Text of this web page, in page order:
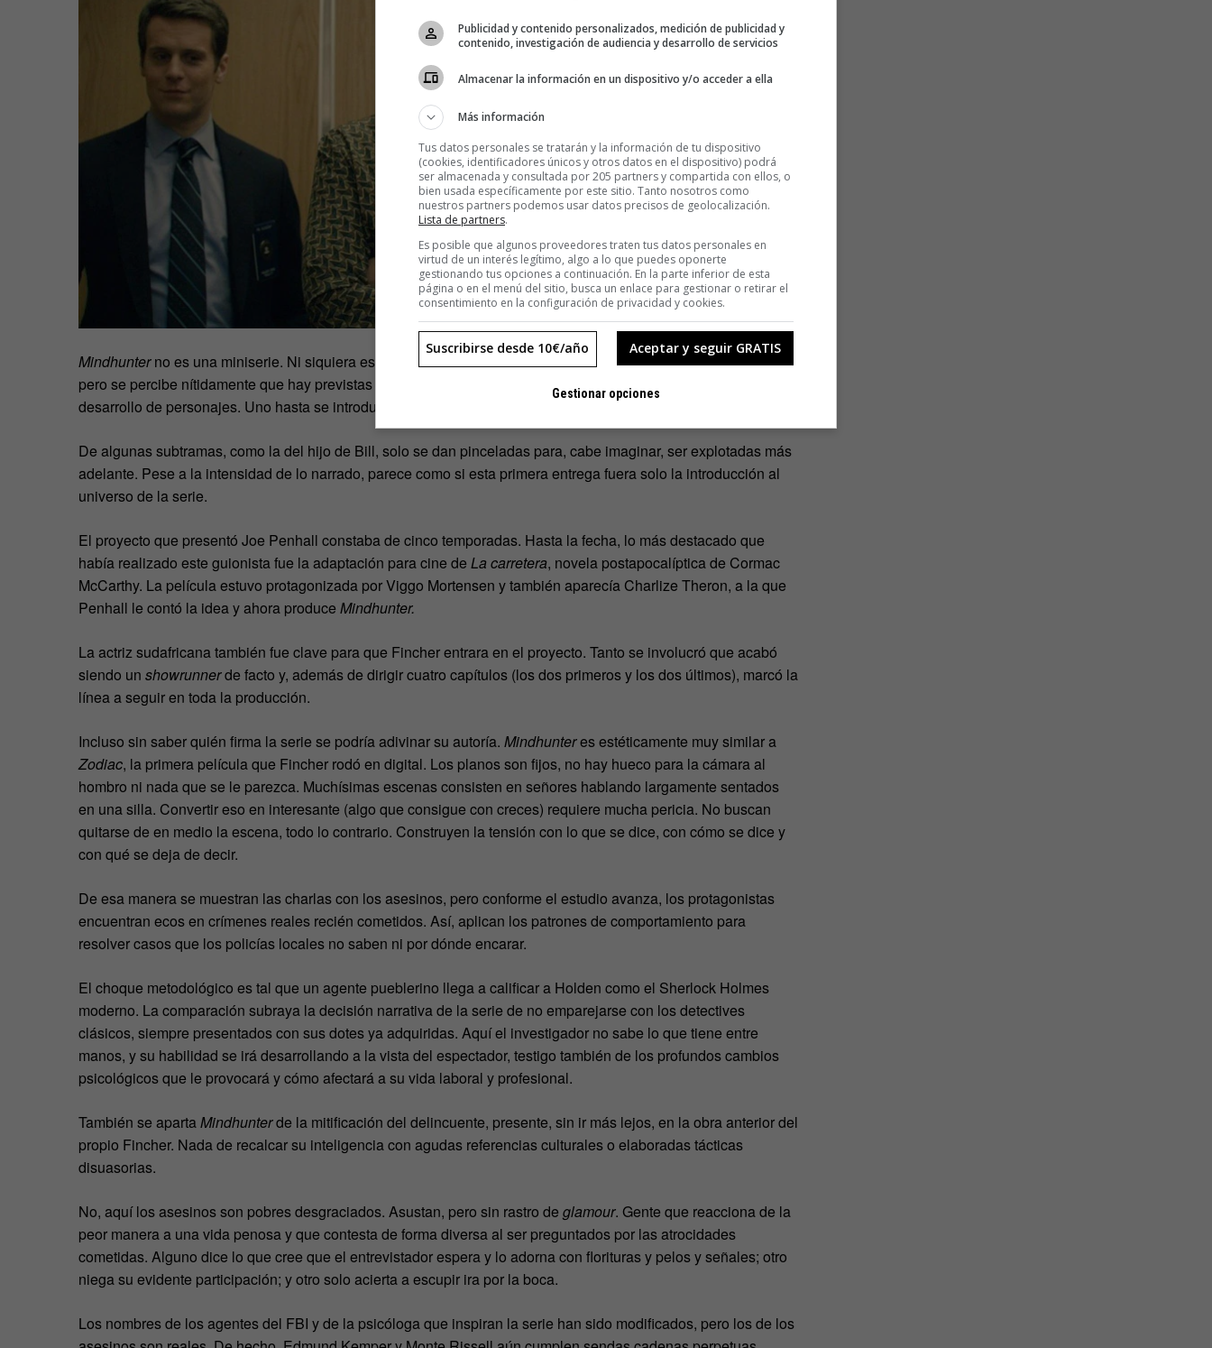
Mindhunterno es una miniserie. Ni siquiera es algo como
. La primera temporada cuenta con 10 episodios,
pero se percibe nítidamente que hay previstas varias más. Basta ver el ritmo, la presentación de conflictos o el
desarrollo de personajes. Uno hasta se introduce en el capítulo ocho, por ejemplo.
De algunas subtramas, como la del hijo de Bill, solo se dan pinceladas para, cabe imaginar, ser explotadas más
adelante. Pese a la intensidad de lo narrado, parece como si esta primera entrega fuera solo la introducción al
universo de la serie.
El proyecto que presentó Joe Penhall constaba de cinco temporadas. Hasta la fecha, lo más destacado que
había realizado este guionista fue la adaptación para cine de La carretera, novela postapocalíptica de Cormac
McCarthy. La película estuvo protagonizada por Viggo Mortensen y también aparecía Charlize Theron, a la que
Penhall le contó la idea y ahora produce Mindhunter.
La actriz sudafricana también fue clave para que Fincher entrara en el proyecto. Tanto se involucró que acabó
siendo un showrunnerde facto y, además de dirigir cuatro capítulos (los dos primeros y los dos últimos), marcó la
línea a seguir en toda la producción.
Incluso sin saber quién firma la serie se podría adivinar su autoría. Mindhunteres estéticamente muy similar a
Zodiac, la primera película que Fincher rodó en digital. Los planos son fijos, no hay hueco para la cámara al
hombro ni nada que se le parezca. Muchísimas escenas consisten en señores hablando largamente sentados
en una silla. Convertir eso en interesante (algo que consigue con creces) requiere mucha pericia. No buscan
quitarse de en medio la escena, todo lo contrario. Construyen la tensión con lo que se dice, con cómo se dice y
con qué se deja de decir.
De esa manera se muestran las charlas con los asesinos, pero conforme el estudio avanza, los protagonistas
encuentran ecos en crímenes reales recién cometidos. Así, aplican los patrones de comportamiento para
resolver casos que los policías locales no saben ni por dónde encarar.
El choque metodológico es tal que un agente pueblerino llega a calificar a Holden como el Sherlock Holmes
moderno. La comparación subraya la decisión narrativa de la serie de no emparejarse con los detectives
clásicos, siempre presentados con sus dotes ya adquiridas. Aquí el investigador no sabe lo que tiene entre
manos, y su habilidad se irá desarrollando a la vista del espectador, testigo también de los profundos cambios
psicológicos que le provocará y cómo afectará a su vida laboral y profesional.
También se aparta Mindhunterde la mitificación del delincuente, presente, sin ir más lejos, en la obra anterior del
propio Fincher. Nada de recalcar su inteligencia con agudas referencias culturales o elaboradas tácticas
disuasorias.
No, aquí los asesinos son pobres desgraciados. Asustan, pero sin rastro de glamour. Gente que reacciona de la
peor manera a una vida penosa y que contesta de forma diversa al ser preguntados por las atrocidades
cometidas. Alguno dice lo que cree que el entrevistador espera y lo adorna con florituras y pelos y señales; otro
niega su evidente participación; y otro solo acierta a escupir ira por la boca.
Los nombres de los agentes del FBI y de la psicóloga que inspiran la serie han sido modificados, pero los de los
Publicidad y contenido personalizados, medición de publicidad y
contenido, investigación de audiencia y desarrollo de servicios
Almacenar la información en un dispositivo y/o acceder a ella
Más información
Tus datos personales se tratarán y la información de tu dispositivo
(cookies, identificadores únicos y otros datos en el dispositivo) podrá
ser almacenada y consultada por 205 partners y compartida con ellos, o
bien usada específicamente por este sitio. Tanto nosotros como
nuestros partners podemos usar datos precisos de geolocalización.
Lista de partners.
Es posible que algunos proveedores traten tus datos personales en
virtud de un interés legítimo, algo a lo que puedes oponerte
gestionando tus opciones a continuación. En la parte inferior de esta
página o en el menú del sitio, busca un enlace para gestionar o retirar el
consentimiento en la configuración de privacidad y cookies.
Aceptar y seguir GRATIS
Suscribirse desde 10€/año
Gestionar opciones